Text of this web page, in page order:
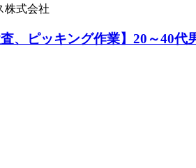
株式会社
、ピッキング作業】20～40